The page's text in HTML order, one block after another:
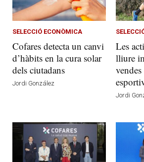
SELECCIÓ ECONÒMICA
Cofares detecta un canvi
d’hàbits en la cura solar
dels ciutadans
Jordi González
Les
lliure
Jordi